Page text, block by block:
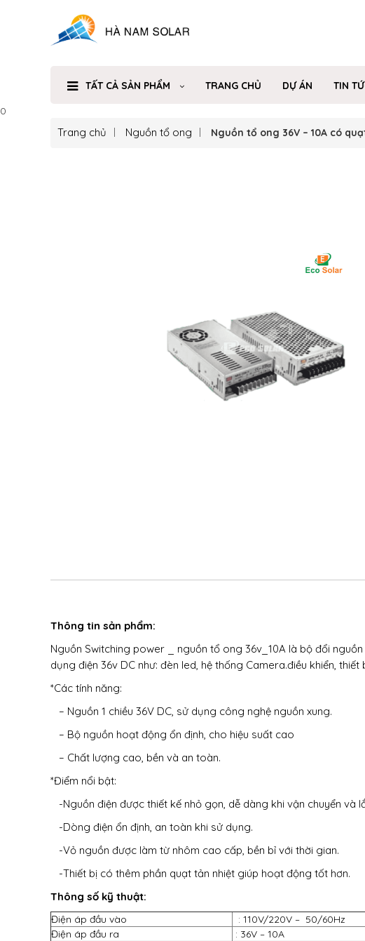
TẤT CẢ SẢN PHẨM TRANG CHỦ DỰ ÁN TIN
0
Trang chủ Nguồn tổ ong Nguồn tổ ong 36V – 10A có
Thông tin sản phẩm:
Nguồn Switching power
nguồn tổ ong 36v_10A là bộ đổi
dụng điện 36v DC như: đèn led, hệ thống Camera.điều khiển,
*Các tính năng:
– Nguồn 1 chiều 36V DC, sử dụng công nghệ nguồn xung.
– Bộ nguồn hoạt động ổn định, cho hiệu suất cao
– Chất lượng cao, bền và an toàn.
*Điểm nổi bật:
-Nguồn điện được thiết kế nhỏ gọn, dễ dàng khi vận chuyển và
-Dòng điện ổn định, an toàn khi sử dụng.
-Vỏ nguồn được làm từ nhôm cao cấp, bền bỉ với thời gian.
-Thiết bị có thêm phần quạt tản nhiệt giúp hoạt động tốt hơn.
Thông số kỹ thuật:
Điện áp đầu vào
: 110V/220V – 50/60Hz
Điện áp đầu ra
: 36V – 10A